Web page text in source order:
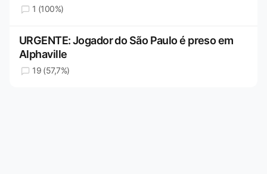
1 (100%)
URGENTE: Jogador do São Paulo é preso em
Alphaville
19 (57,7%)